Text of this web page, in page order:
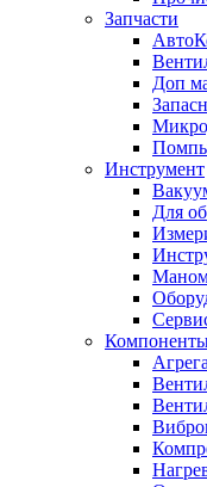
Запчасти
Доп
Инструмент
Для